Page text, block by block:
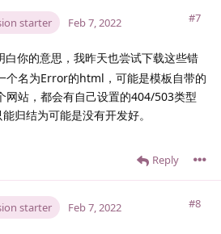
starter #7
Feb 7, 2022
白你的意思，我昨天也尝试下载这些错
个名为Error的html，可能是模板自带的
网站，都会有自己设置的404/503类型
归结为可能是没有开发好。
Reply
starter #8
Feb 7, 2022